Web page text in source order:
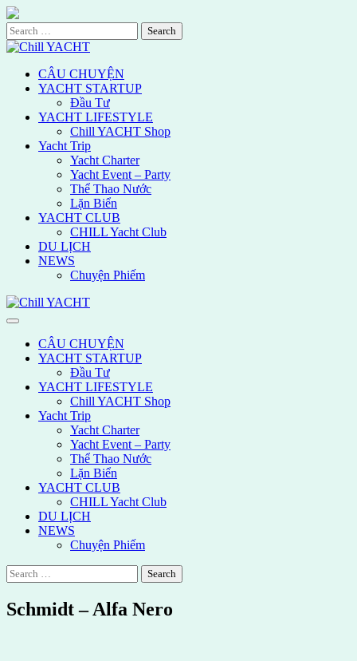
Skip
to
content
Search
for:
CÂU CHUYỆN
YACHT STARTUP
Đầu Tư
YACHT LIFESTYLE
Chill YACHT Shop
Yacht Trip
Yacht Charter
Yacht Event – Party
Thể Thao Nước
Lặn Biển
YACHT CLUB
CHILL Yacht Club
DU LỊCH
NEWS
Chuyện Phiếm
CÂU CHUYỆN
YACHT STARTUP
Đầu Tư
YACHT LIFESTYLE
Chill YACHT Shop
Yacht Trip
Yacht Charter
Yacht Event – Party
Thể Thao Nước
Lặn Biển
YACHT CLUB
CHILL Yacht Club
DU LỊCH
NEWS
Chuyện Phiếm
Search
for:
Schmidt – Alfa Nero